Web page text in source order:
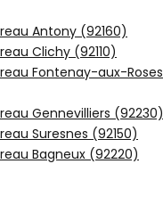
Antony (92160)
Clichy (92110)
Fontenay-aux-Roses
Gennevilliers (92230)
Suresnes (92150)
Bagneux (92220)